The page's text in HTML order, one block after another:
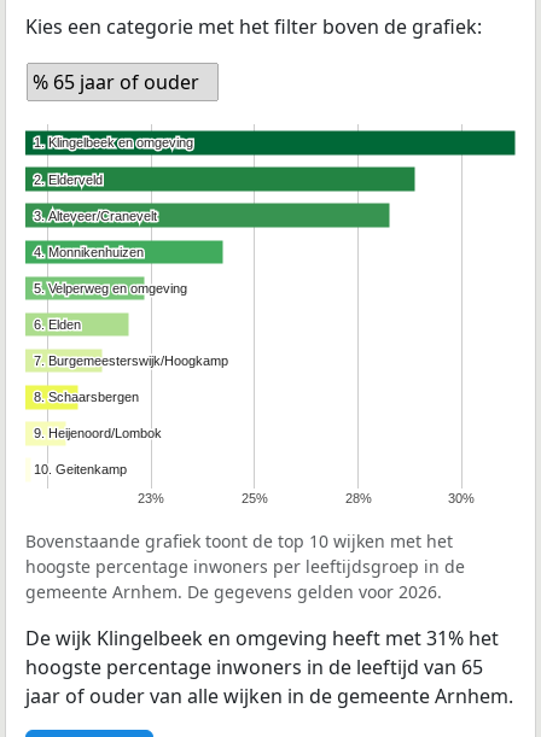
Kies een categorie met het filter boven de grafiek:
% 65 jaar of ouder
23% 25% 28% 30%
1. Klingelbeek en omgeving
1. Klingelbeek en omgeving
2. Elderveld
2. Elderveld
3. Alteveer/Cranevelt
3. Alteveer/Cranevelt
4. Monnikenhuizen
4. Monnikenhuizen
5. Velperweg en omgeving
5. Velperweg en omgeving
6. Elden
6. Elden
7. Burgemeesterswijk/Hoogkamp
7. Burgemeesterswijk/Hoogkamp
8. Schaarsbergen
8. Schaarsbergen
9. Heijenoord/Lombok
9. Heijenoord/Lombok
10. Geitenkamp
10. Geitenkamp
Bovenstaande grafiek toont de top 10 wijken met het
hoogste percentage inwoners per leeftijdsgroep in de
gemeente Arnhem. De gegevens gelden voor 2026.
De wijk Klingelbeek en omgeving heeft met 31% het
hoogste percentage inwoners in de leeftijd van 65
jaar of ouder van alle wijken in de gemeente Arnhem.